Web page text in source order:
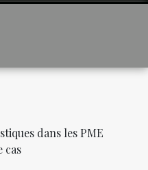
dans les PME
cas